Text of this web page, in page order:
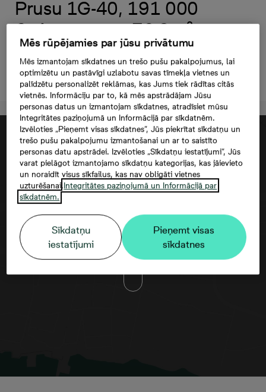
Prusu 1G-40, 191 000
€, 4 комнаты, 76,9 м²
Oставить контактную информацию
Согласие третьего лица
Mēs rūpējamies par jūsu privātumu
Mēs izmantojam sīkdatnes un trešo pušu pakalpojumus, lai
optimizētu un pastāvīgi uzlabotu savas tīmekļa vietnes un
palīdzētu personalizēt reklāmas, kas Jums tiek rādītas citās
vietnēs. Informāciju par to, kā mēs apstrādājam Jūsu
personas datus un izmantojam sīkdatnes, atradīsiet mūsu
Integritātes paziņojumā un Informācijā par sīkdatnēm.
Izvēloties „Pieņemt visas sīkdatnes”, Jūs piekrītat sīkdatņu un
trešo pušu pakalpojumu izmantošanai un ar to saistīto
personas datu apstrādei. Izvēloties „Sīkdatņu iestatījumi”, Jūs
varat pielāgot izmantojamo sīkdatņu kategorijas, kas jāievieto
un noraidīt visus sīkfailus, kas nav obligāti vietnes
uzturēšanai.Integritātes paziņojumā un Informācijā par
sīkdatnēm.
Sīkdatņu
iestatījumi
Pieņemt visas
sīkdatnes